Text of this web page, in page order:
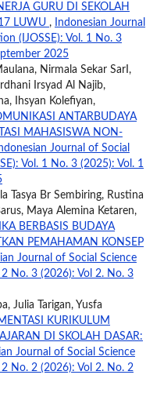
GURU DI SEKOLAH
LUWU ,
Indonesian Journal
(IJOSSE): Vol. 1 No. 3
2025
Nirmala Sekar SarI,
Irsyad Al Najib,
Ihsyan Kolefiyan,
ANTARBUDAYA
MAHASISWA NON-
Journal of Social
Vol. 1 No. 3 (2025): Vol. 1
Tasya Br Sembiring, Rustina
Maya Alemina Ketaren,
BERBASIS BUDAYA
PEMAHAMAN KONSEP
Journal of Social Science
No. 3 (2026): Vol 2. No. 3
Julia Tarigan, Yusfa
KURIKULUM
DI SKOLAH DASAR:
Journal of Social Science
No. 2 (2026): Vol 2. No. 2